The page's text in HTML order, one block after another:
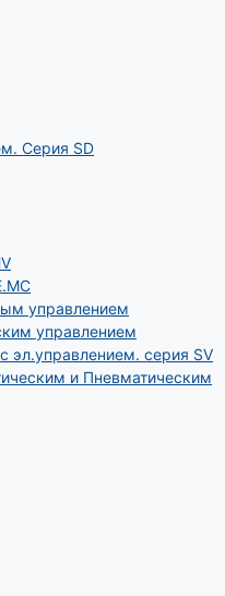
Серия SD
управлением
управлением
эл.управлением. серия SV
и Пневматическим